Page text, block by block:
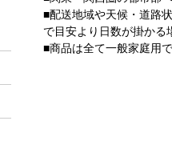
■配送地域や天候・道路
で目安より日数が掛かる
■商品は全て一般家庭用